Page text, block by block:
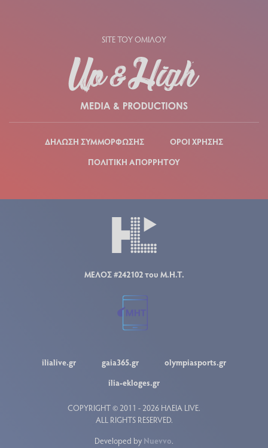
SITE ΤΟΥ ΟΜΙΛΟΥ
ΔΗΛΩΣΗ ΣΥΜΜΟΡΦΩΣΗΣ
ΟΡΟΙ ΧΡΗΣΗΣ
ΠΟΛΙΤΙΚΗ ΑΠΟΡΡΗΤΟΥ
ΜΕΛΟΣ #242102 του Μ.Η.Τ.
ilialive.gr gaia365.gr
olympiasports.gr
ilia-ekloges.gr
COPYRIGHT © 2011 - 2026 ΗΛΕΙΑ LIVE.
ALL RIGHTS RESERVED.
Developed by Nuevvo.